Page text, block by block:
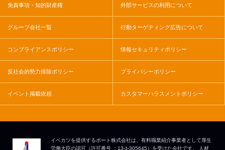
免責事項・知的財産権 外部サービスの利用について
グループ会社一覧 行動ターゲティング広告について
コンプライアンスポリシー 情報セキュリティポリシー
反社会的勢力排除ポリシー プライバシーポリシー
イベント掲載依頼 カスタマーハラスメントポリシー